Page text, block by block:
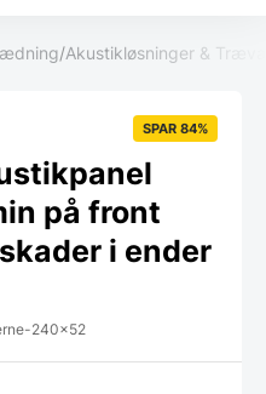
/Akustikløsninger &
SPAR 84%
på front
i ender
240x52